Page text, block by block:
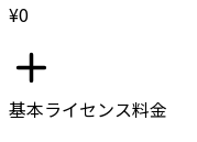
¥0
基本ライセンス料金